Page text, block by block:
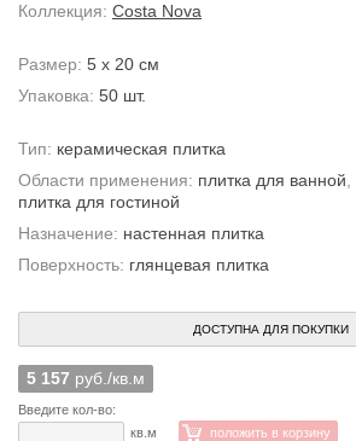
Коллекция: Costa Nova
Размер: 5 x 20 см
Упаковка: 50 шт.
Тип: керамическая плитка
Области применения: плитка для ванной
плитка для гостиной
Назначение: настенная плитка
Поверхность: глянцевая плитка
ДОСТУПНА ДЛЯ ПОКУПКИ
5 157 руб./кв.м
Введите кол-во:
кв.м
положить в корзину